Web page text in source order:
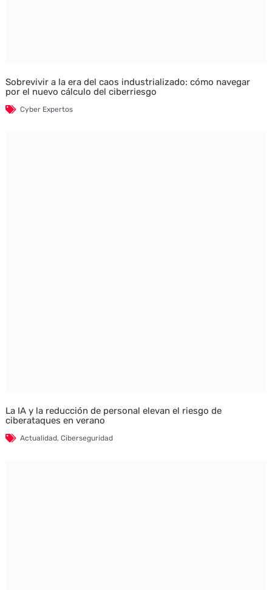
Sobrevivir a la era del caos industrializado: cómo navegar
por el nuevo cálculo del ciberriesgo
Cyber Expertos
La IA y la reducción de personal elevan el riesgo de
ciberataques en verano
Actualidad, Ciberseguridad